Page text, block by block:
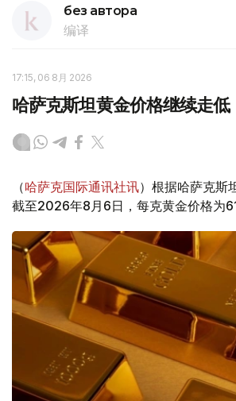
без автора
编译
17:15, 06 8月 2026
哈萨克斯坦黄金价格继续走低
（哈萨克国际通讯社讯）根据哈萨克斯
截至2026年8月6日，每克黄金价格为